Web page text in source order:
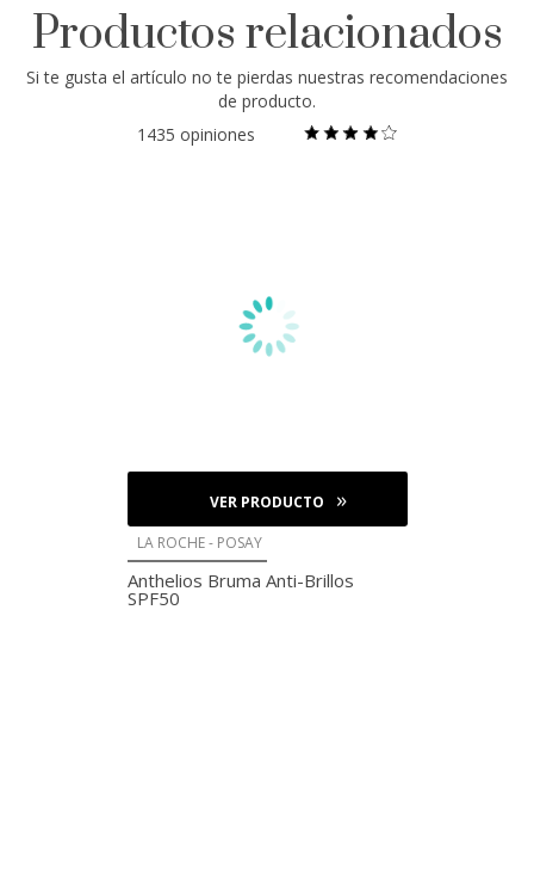
Productos relacionados
Si te gusta el artículo no te pierdas nuestras recomendaciones
de producto.
1435 opiniones
VER PRODUCTO
LA ROCHE - POSAY
Anthelios Bruma Anti-Brillos
SPF50